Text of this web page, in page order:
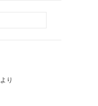
より